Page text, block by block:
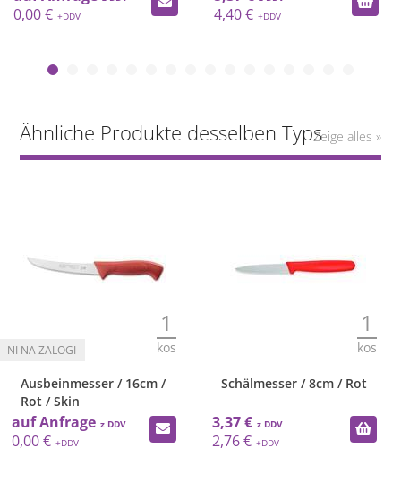
0,00 €
4,40 €
Ähnliche Produkte desselben TypsZeige alles »
1
kos
Schälmesser / 8cm / Rot
3,37 €
2,76 €
1
kos
Schneidebrett /
3,46 €
2,84 €